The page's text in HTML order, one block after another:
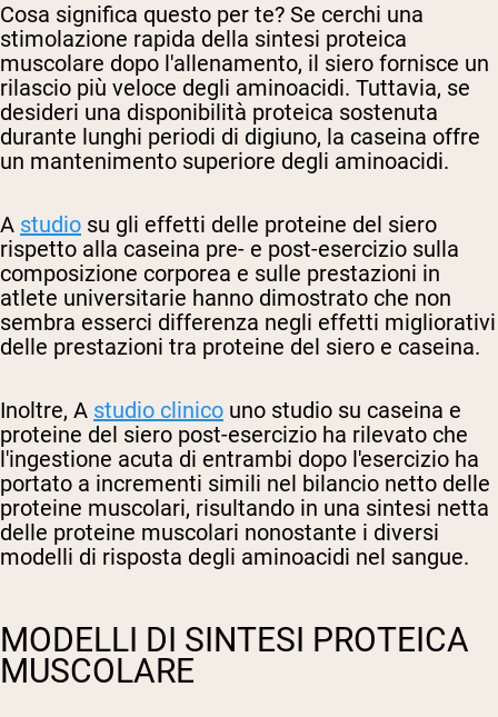
Cosa significa questo per te? Se cerchi una
stimolazione rapida della sintesi proteica
muscolare dopo l'allenamento, il siero fornisce un
rilascio più veloce degli aminoacidi. Tuttavia, se
desideri una disponibilità proteica sostenuta
durante lunghi periodi di digiuno, la caseina offre
un mantenimento superiore degli aminoacidi.
A studio su gli effetti delle proteine del siero
rispetto alla caseina pre- e post-esercizio sulla
composizione corporea e sulle prestazioni in
atlete universitarie hanno dimostrato che non
sembra esserci differenza negli effetti migliorativi
delle prestazioni tra proteine del siero e caseina.
Inoltre, A studio clinico uno studio su caseina e
proteine del siero post-esercizio ha rilevato che
l'ingestione acuta di entrambi dopo l'esercizio ha
portato a incrementi simili nel bilancio netto delle
proteine muscolari, risultando in una sintesi netta
delle proteine muscolari nonostante i diversi
modelli di risposta degli aminoacidi nel sangue.
MODELLI DI SINTESI PROTEICA
MUSCOLARE